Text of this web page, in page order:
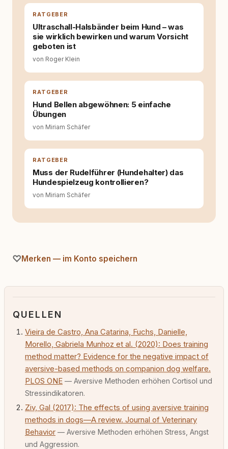
meine Arbeit bis heute. Bei rundum.dog bin ich
als Content Managerin an vielen Stellen
beteiligt, an denen aus Ideen fertige Beiträge
werden. Ich recherchiere Themen, plane
Inhalte, schreibe Artikel, begleite Gastbeiträge
Welche Themen sind relevant? Welche
Fragen stehen dahinter? Und wie lassen sich
Inhalte so aufbereiten, dass sie verständlich,
fundiert und für unsere Leser wirklich
Selbstreflexion und Bereitschaft zum
Hinterfragen zusammenkommen. Mit meinen
Texten möchte ich genau dazu beitragen.
RATGEBER
Ultraschall-Halsbänder beim Hund – was
sie wirklich bewirken und warum Vorsicht
geboten ist
von Roger Klein
RATGEBER
Hund Bellen abgewöhnen: 5 einfache
Übungen
von Miriam Schäfer
RATGEBER
Muss der Rudelführer (Hundehalter) das
Hundespielzeug kontrollieren?
von Miriam Schäfer
Merken — im Konto speichern
QUELLEN
Vieira de Castro, Ana Catarina, Fuchs, Danielle,
Morello, Gabriela Munhoz et al. (2020): Does training
method matter? Evidence for the negative impact of
aversive-based methods on companion dog welfare.
PLOS ONE — Aversive Methoden erhöhen Cortisol und
Stressindikatoren.
Ziv, Gal (2017): The effects of using aversive training
methods in dogs—A review. Journal of Veterinary
Behavior — Aversive Methoden erhöhen Stress, Angst
und Aggression.